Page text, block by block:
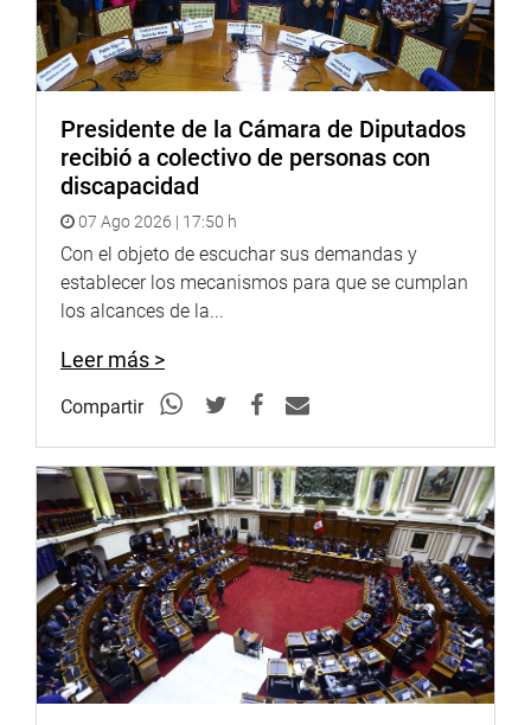
Presidente de la Cámara de Diputados
recibió a colectivo de personas con
discapacidad
07 Ago 2026 | 17:50 h
Con el objeto de escuchar sus demandas y
establecer los mecanismos para que se cumplan
los alcances de la...
Leer más >
Compartir